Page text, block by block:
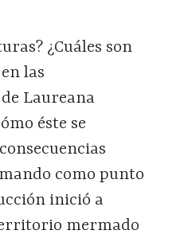
¿Cuáles son
las
de Laureana
éste se
como punto
inició a
mermado